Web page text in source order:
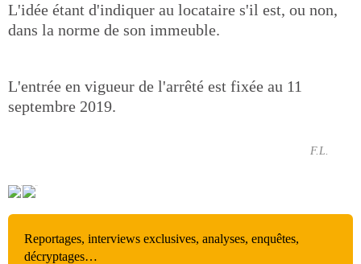
L'idée étant d'indiquer au locataire s'il est, ou non,
dans la norme de son immeuble.
L'entrée en vigueur de l'arrêté est fixée au 11
septembre 2019.
F.L.
Reportages, interviews exclusives, analyses, enquêtes,
décryptages…